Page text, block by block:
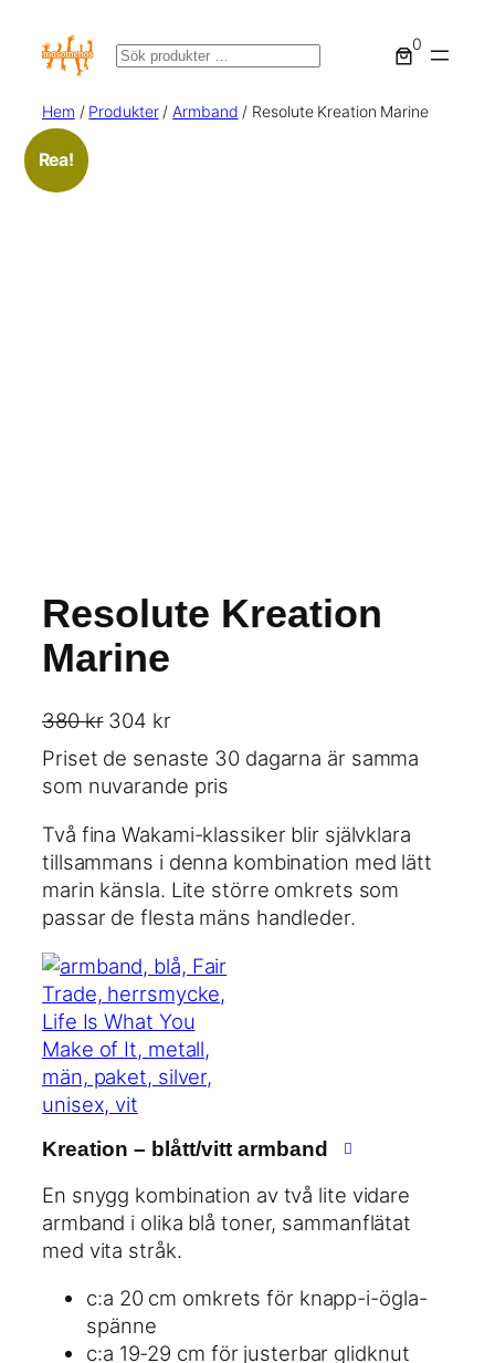
Sök
0
Hem / Produkter/ Armband / Resolute Kreation Marine
Rea!
Resolute Kreation
Marine
380kr D
e
t
r
s
p
r
n
g
l
i
g
a
r
i
s
e
v
a
r
304 krD
t
n
u
v
a
r
n
d
e
p
r
s
e
t
ä
r
3
4
Priset de senaste 30 dagarna är samma
som nuvarande pris
Två fina Wakami-klassiker blir självklara
tillsammans i denna kombination med lätt
marin känsla. Lite större omkrets som
passar de flesta mäns handleder.
Kreation – blått/vitt armband
En snygg kombination av två lite vidare
armband i olika blå toner, sammanflätat
med vita stråk.
c:a 20 cm omkrets för knapp-i-ögla-
spänne
c:a 19-29 cm för justerbar glidknut